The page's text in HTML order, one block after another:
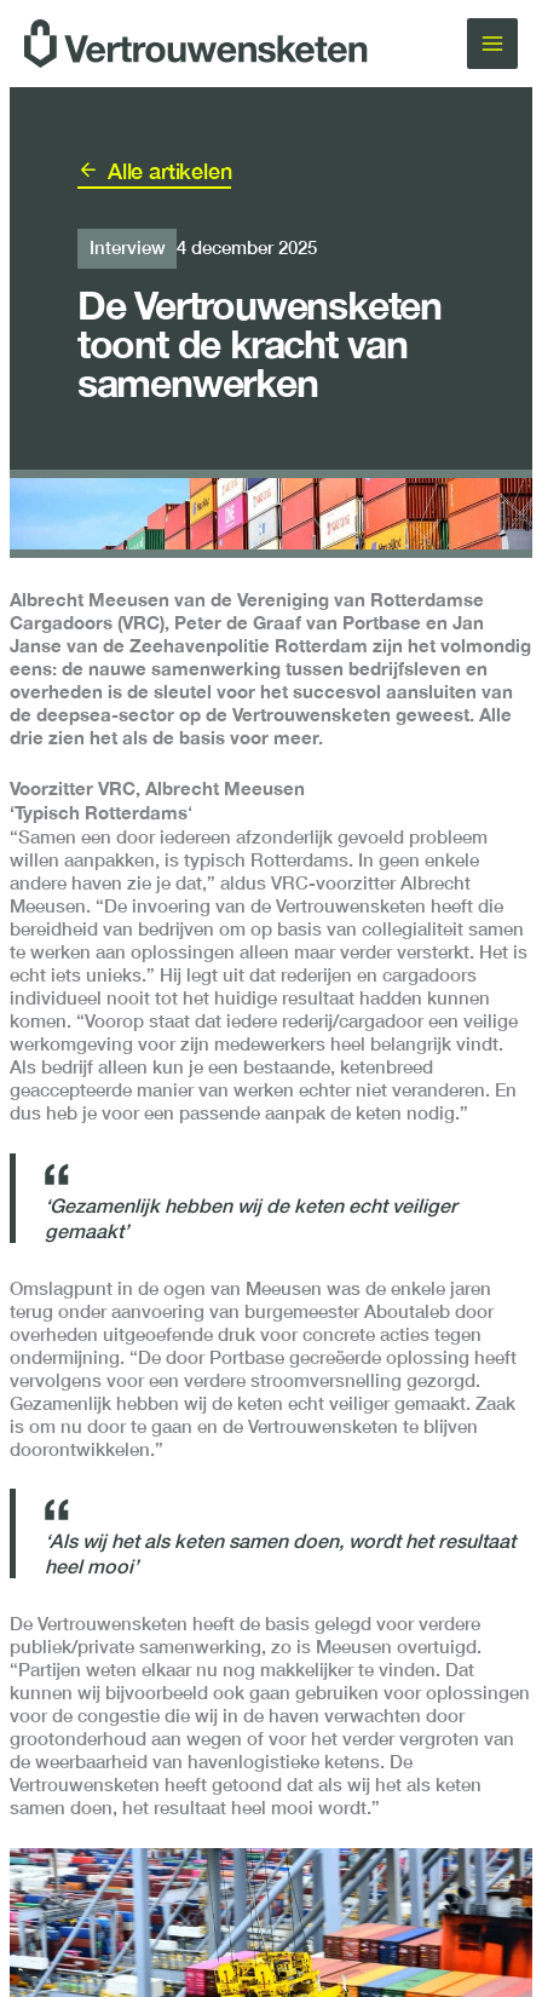
naar
inhoud
Alle artikelen
Interview 4 december 2025
De Vertrouwensketen
toont de kracht van
samenwerken
Albrecht Meeusen van de Vereniging van Rotterdamse
Cargadoors (VRC), Peter de Graaf van Portbase en Jan
Janse van de Zeehavenpolitie Rotterdam zijn het volmondig
eens: de nauwe samenwerking tussen bedrijfsleven en
overheden is de sleutel voor het succesvol aansluiten van
de deepsea-sector op de Vertrouwensketen geweest. Alle
drie zien het als de basis voor meer.
Voorzitter VRC, Albrecht Meeusen
‘Typisch Rotterdams‘
“Samen een door iedereen afzonderlijk gevoeld probleem
willen aanpakken, is typisch Rotterdams. In geen enkele
andere haven zie je dat,” aldus VRC-voorzitter Albrecht
Meeusen. “De invoering van de Vertrouwensketen heeft die
bereidheid van bedrijven om op basis van collegialiteit samen
te werken aan oplossingen alleen maar verder versterkt. Het is
echt iets unieks.” Hij legt uit dat rederijen en cargadoors
individueel nooit tot het huidige resultaat hadden kunnen
komen. “Voorop staat dat iedere rederij/cargadoor een veilige
werkomgeving voor zijn medewerkers heel belangrijk vindt.
Als bedrijf alleen kun je een bestaande, ketenbreed
geaccepteerde manier van werken echter niet veranderen. En
dus heb je voor een passende aanpak de keten nodig.”
‘Gezamenlijk hebben wij de keten echt veiliger
gemaakt’
Omslagpunt in de ogen van Meeusen was de enkele jaren
terug onder aanvoering van burgemeester Aboutaleb door
overheden uitgeoefende druk voor concrete acties tegen
ondermijning. “De door Portbase gecreëerde oplossing heeft
vervolgens voor een verdere stroomversnelling gezorgd.
Gezamenlijk hebben wij de keten echt veiliger gemaakt. Zaak
is om nu door te gaan en de Vertrouwensketen te blijven
doorontwikkelen.”
‘Als wij het als keten samen doen, wordt het resultaat
heel mooi’
De Vertrouwensketen heeft de basis gelegd voor verdere
publiek/private samenwerking, zo is Meeusen overtuigd.
“Partijen weten elkaar nu nog makkelijker te vinden. Dat
kunnen wij bijvoorbeeld ook gaan gebruiken voor oplossingen
voor de congestie die wij in de haven verwachten door
grootonderhoud aan wegen of voor het verder vergroten van
de weerbaarheid van havenlogistieke ketens. De
Vertrouwensketen heeft getoond dat als wij het als keten
samen doen, het resultaat heel mooi wordt.”